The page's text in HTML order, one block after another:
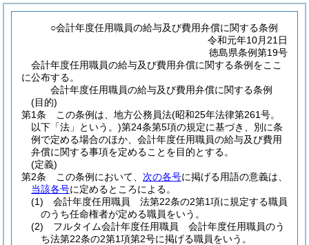
○会計年度任用職員の給与及び費用弁償に関する条例
令和元年10月21日
徳島県条例第19号
会計年度任用職員の給与及び費用弁償に関する条例をここ
に公布する。
会計年度任用職員の給与及び費用弁償に関する条例
(目的)
第1条
この条例は、地方公務員法(昭和25年法律第261号。
以下「法」という。)第24条第5項の規定に基づき、別に条
例で定める場合のほか、会計年度任用職員の給与及び費用
弁償に関する事項を定めることを目的とする。
(定義)
第2条
この条例において、 次の各号に掲げる用語の意義は、
当該各号に定めるところによる。
(1)
会計年度任用職員 法第22条の2第1項に規定する職員
のうち任命権者が定める職員をいう。
(2)
フルタイム会計年度任用職員 会計年度任用職員のう
ち法第22条の2第1項第2号に掲げる職員をいう。